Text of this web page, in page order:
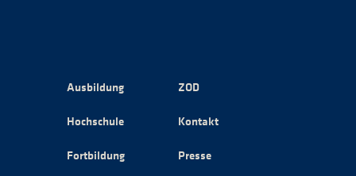
Ausbildung
Hochschule
Fortbildung
ZOD
Kontakt
Presse